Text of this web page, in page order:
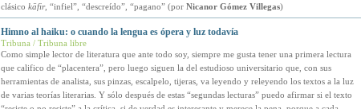
clásico kāfir, “infiel”, “descreído”, “pagano” (por Nicanor Gómez Villegas)
Himno al haiku: o cuando la lengua es ópera y luz todavía
Tribuna / Tribuna libre
Como simple lector de literatura que ante todo soy, siempre me gusta tener una primera lectura
que califico de “placentera”, pero luego siguen la del estudioso universitario que, con sus
herramientas de analista, sus pinzas, escalpelo, tijeras, va leyendo y releyendo los textos a la luz
de varias teorías literarias. Y sólo después de estas “segundas lecturas” puedo afirmar si el texto